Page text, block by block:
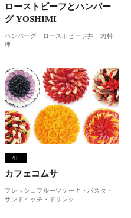
ローストビーフとハンバー
グ YOSHIMI
ハンバーグ・ローストビーフ丼・肉料
理
4F
カフェコムサ
フレッシュフルーツケーキ・パスタ・
サンドイッチ・ドリンク